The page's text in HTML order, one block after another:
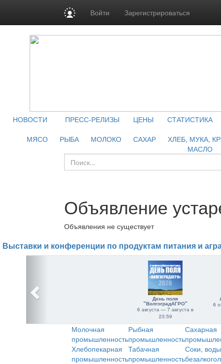
Войти Зарегистрироваться
НОВОСТИ ПРЕСС-РЕЛИЗЫ ЦЕНЫ
СТАТИСТИКА
МЯСО
РЫБА МОЛОКО САХАР
ХЛЕБ, МУКА,
МАСЛО
Объявление
Объявления не существует
Выставки и конференции по продуктам питания и
День поля
"ВолгоградАГРО"
6 августа — 7 августа в
23:59
6
Молочная
промышленность
Рыбная
промышленность
Сахарная
Хлебопекарная
промышленность
Табачная
промышленность
Соки,